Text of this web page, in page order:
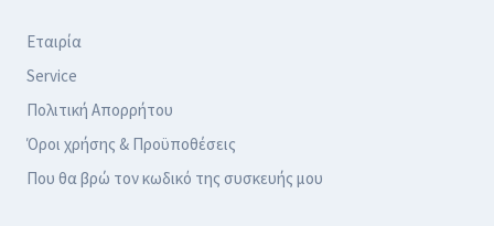
Εταιρία
Service
Πολιτική Απορρήτου
Όροι χρήσης & Προϋποθέσεις
Που θα βρώ τον κωδικό της συσκευής μου